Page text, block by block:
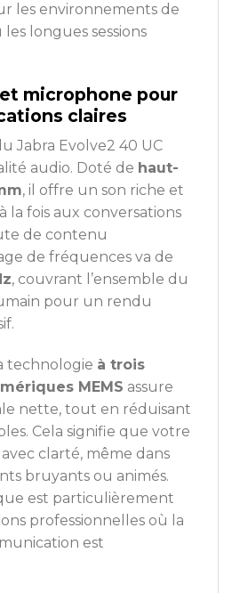
les environnements de
longues sessions
microphone pour
claires
Jabra Evolve2 40 UC
audio. Doté de haut-
, il offre un son riche et
la fois aux conversations
de contenu
de fréquences va de
, couvrant l’ensemble du
pour un rendu
technologie à trois
MEMS assure
nette, tout en réduisant
Cela signifie que votre
clarté, même dans
bruyants ou animés.
est particulièrement
professionnelles où la
est